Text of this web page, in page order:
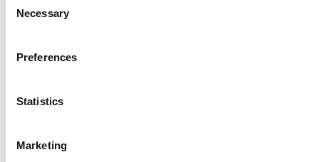
Necessary
Preferences
Statistics
Marketing
1000 levendefødte
Se statistik over børnedødelighed i